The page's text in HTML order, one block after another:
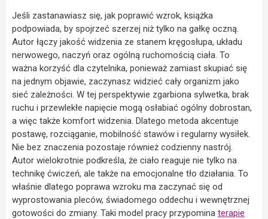
Jeśli zastanawiasz się, jak poprawić wzrok, książka
podpowiada, by spojrzeć szerzej niż tylko na gałkę oczną.
Autor łączy jakość widzenia ze stanem kręgosłupa, układu
nerwowego, naczyń oraz ogólną ruchomością ciała. To
ważna korzyść dla czytelnika, ponieważ zamiast skupiać się
na jednym objawie, zaczynasz widzieć cały organizm jako
sieć zależności. W tej perspektywie zgarbiona sylwetka, brak
ruchu i przewlekłe napięcie mogą osłabiać ogólny dobrostan,
a więc także komfort widzenia. Dlatego metoda akcentuje
postawę, rozciąganie, mobilność stawów i regularny wysiłek.
Nie bez znaczenia pozostaje również codzienny nastrój.
Autor wielokrotnie podkreśla, że ciało reaguje nie tylko na
technikę ćwiczeń, ale także na emocjonalne tło działania. To
właśnie dlatego poprawa wzroku ma zaczynać się od
wyprostowania pleców, świadomego oddechu i wewnętrznej
gotowości do zmiany. Taki model pracy przypomina terapie